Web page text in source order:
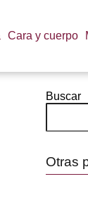
Cara y cuerpo
Buscar
Otras